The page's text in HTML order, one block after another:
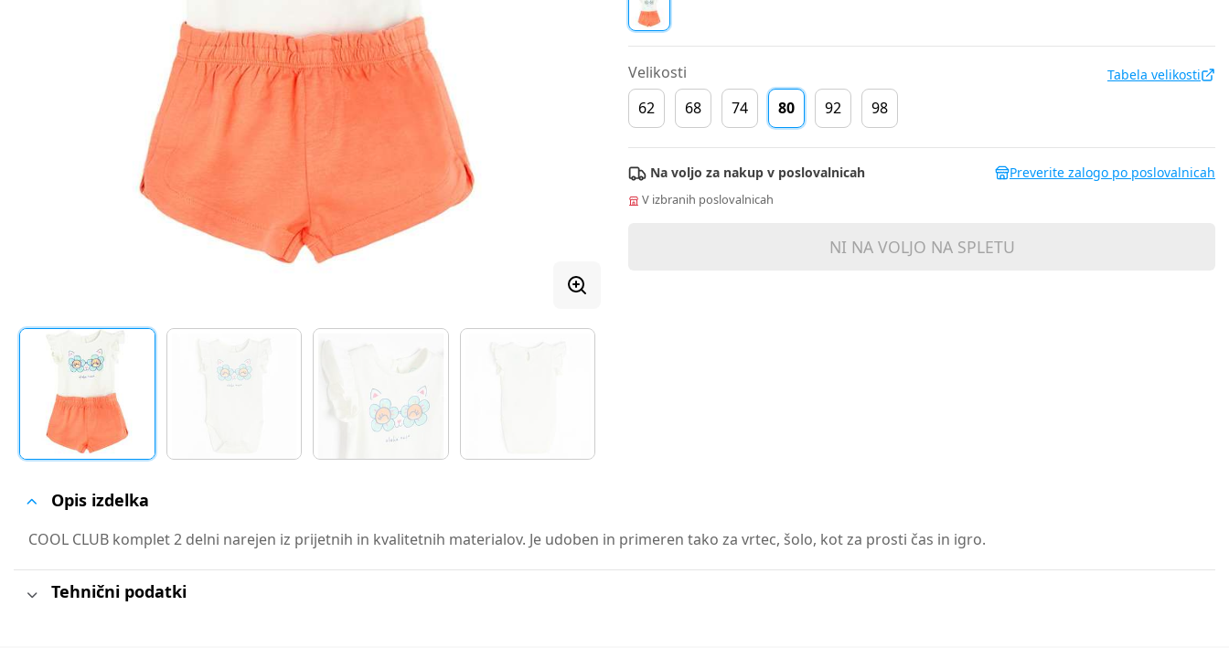
Velikosti Tabela velikosti
62 68 74 80 92 98
Na voljo za nakup v poslovalnicah Preverite zalogo po poslovalnicah
V izbranih poslovalnicah
NI NA VOLJO NA SPLETU
Opis izdelka
COOL CLUB komplet 2 delni narejen iz prijetnih in kvalitetnih materialov. Je udoben in primeren tako za vrtec, šolo, kot za prosti čas in igro.
Tehnični podatki